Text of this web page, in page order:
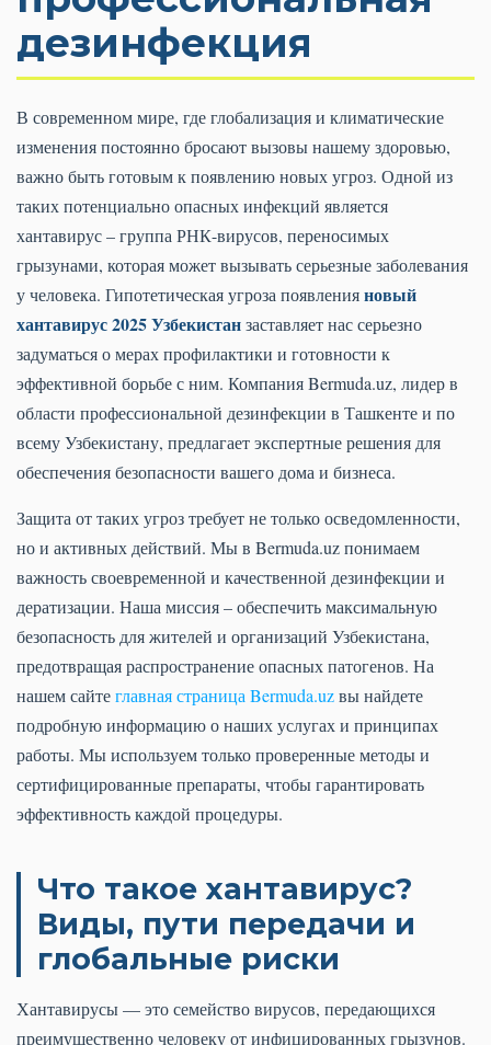
дезинфекция
В современном мире, где глобализация и климатические
изменения постоянно бросают вызовы нашему здоровью,
важно быть готовым к появлению новых угроз. Одной из
таких потенциально опасных инфекций является
хантавирус – группа РНК-вирусов, переносимых
грызунами, которая может вызывать серьезные заболевания
у человека. Гипотетическая угроза появленияновый
хантавирус 2025 Узбекистанзаставляет нас серьезно
задуматься о мерах профилактики и готовности к
эффективной борьбе с ним. Компания Bermuda.uz, лидер в
области профессиональной дезинфекции в Ташкенте и по
всему Узбекистану, предлагает экспертные решения для
обеспечения безопасности вашего дома и бизнеса.
Защита от таких угроз требует не только осведомленности,
но и активных действий. Мы в Bermuda.uz понимаем
важность своевременной и качественной дезинфекции и
дератизации. Наша миссия – обеспечить максимальную
безопасность для жителей и организаций Узбекистана,
предотвращая распространение опасных патогенов. На
нашем сайтеглавная страница Bermuda.uzвы найдете
подробную информацию о наших услугах и принципах
работы. Мы используем только проверенные методы и
сертифицированные препараты, чтобы гарантировать
эффективность каждой процедуры.
Что такое хантавирус?
Виды, пути передачи и
глобальные риски
Хантавирусы — это семейство вирусов, передающихся
преимущественно человеку от инфицированных грызунов.